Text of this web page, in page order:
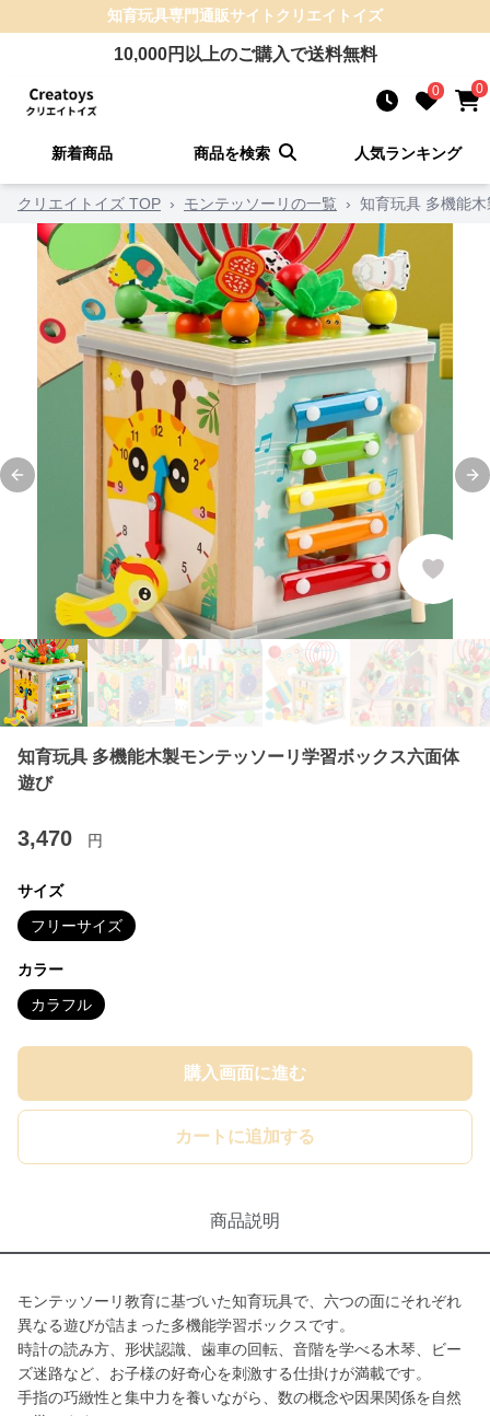
知育玩具専門通販サイト クリエイトイズ
10,000円以上のご購入で送料無料
0 0
新着商品 商品を検索 人気ランキング
クリエイトイズ TOP › モンテッソーリの一覧 › 知育玩具 多機能
Previous slide
知育玩具 多機能木製モンテッソーリ学習ボックス六面体
遊び
3,470 円
サイズ
フリーサイズ
カラー
カラフル
購入画面に進む
カートに追加する
商品説明
モンテッソーリ教育に基づいた知育玩具で、六つの面にそれぞれ
異なる遊びが詰まった多機能学習ボックスです。
時計の読み方、形状認識、歯車の回転、音階を学べる木琴、ビー
ズ迷路など、お子様の好奇心を刺激する仕掛けが満載です。
手指の巧緻性と集中力を養いながら、数の概念や因果関係を自然